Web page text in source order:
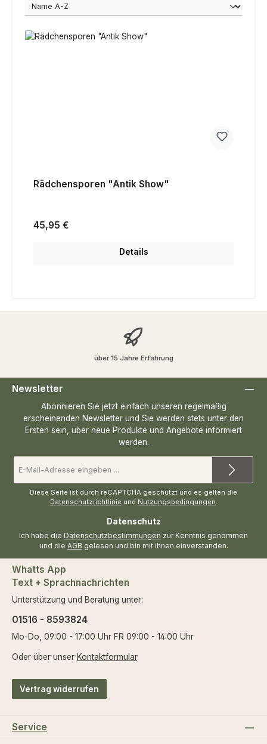
Rädchensporen "Antik Show"
Regulärer Preis:
45,95 €
Details
über 15 Jahre Erfahrung
Newsletter
Abonnieren Sie jetzt einfach unseren regelmäßig
erscheinenden Newsletter und Sie werden stets unter den
Ersten sein, über neue Produkte und Angebote informiert
werden.
Mail-
Adresse
Diese Seite ist durch reCAPTCHA geschützt und es gelten die
Datenschutzrichtlinie und Nutzungsbedingungen.
Datenschutz
Ich habe die Datenschutzbestimmungen zur Kenntnis genommen
und die AGB gelesen und bin mit ihnen einverstanden.
Whatts App
Text + Sprachnachrichten
Unterstützung und Beratung unter:
01516 - 8593824
Mo-Do, 09:00 - 17:00 Uhr FR 09:00 - 14:00 Uhr
Oder über unser Kontaktformular.
Vertrag widerrufen
Service